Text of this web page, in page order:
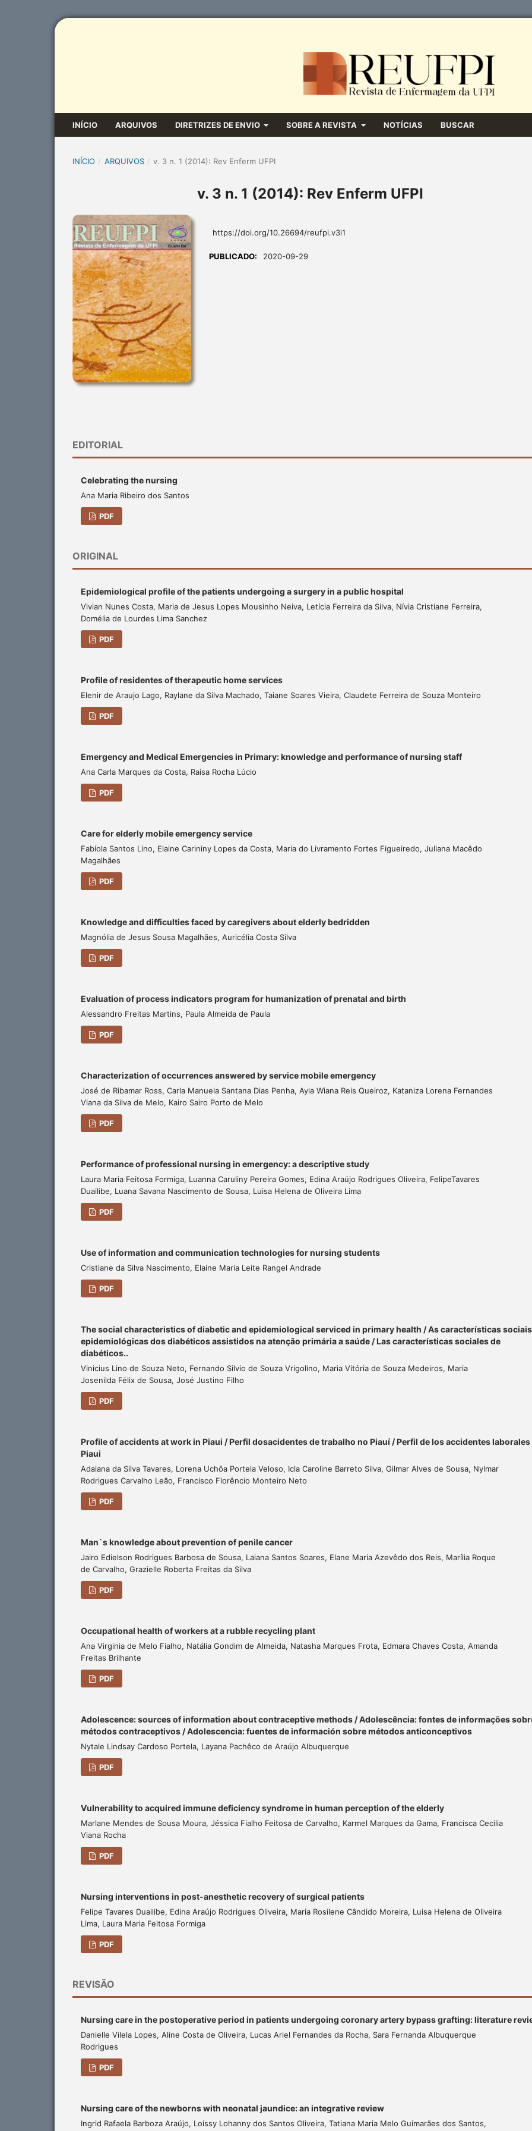
INÍCIO ARQUIVOS DIRETRIZES DE ENVIO SOBRE A REVISTA NOTÍCIAS BUSCAR
INÍCIO / ARQUIVOS / v. 3 n. 1 (2014): Rev Enferm UFPI
v. 3 n. 1 (2014): Rev Enferm UFPI
https://doi.org/10.26694/reufpi.v3i1
PUBLICADO: 2020-09-29
EDITORIAL
Celebrating the nursing
Ana Maria Ribeiro dos Santos
PDF
ORIGINAL
Epidemiological profile of the patients undergoing a surgery in a public hospital
Vivian Nunes Costa, Maria de Jesus Lopes Mousinho Neiva, Letícia Ferreira da Silva, Nívia Cristiane Ferreira,
Domélia de Lourdes Lima Sanchez
PDF
Profile of residentes of therapeutic home services
Elenir de Araujo Lago, Raylane da Silva Machado, Taiane Soares Vieira, Claudete Ferreira de Souza Monteiro
PDF
Emergency and Medical Emergencies in Primary: knowledge and performance of nursing staff
Ana Carla Marques da Costa, Raísa Rocha Lúcio
PDF
Care for elderly mobile emergency service
Fabíola Santos Lino, Elaine Carininy Lopes da Costa, Maria do Livramento Fortes Figueiredo, Juliana Macêdo
Magalhães
PDF
Knowledge and difficulties faced by caregivers about elderly bedridden
Magnólia de Jesus Sousa Magalhães, Auricélia Costa Silva
PDF
Evaluation of process indicators program for humanization of prenatal and birth
Alessandro Freitas Martins, Paula Almeida de Paula
PDF
Characterization of occurrences answered by service mobile emergency
José de Ribamar Ross, Carla Manuela Santana Dias Penha, Ayla Wiana Reis Queiroz, Kataniza Lorena Fernandes
Viana da Silva de Melo, Kairo Sairo Porto de Melo
PDF
Performance of professional nursing in emergency: a descriptive study
Laura Maria Feitosa Formiga, Luanna Caruliny Pereira Gomes, Edina Araújo Rodrigues Oliveira, FelipeTavares
Duailibe, Luana Savana Nascimento de Sousa, Luisa Helena de Oliveira Lima
PDF
Use of information and communication technologies for nursing students
Cristiane da Silva Nascimento, Elaine Maria Leite Rangel Andrade
PDF
The social characteristics of diabetic and epidemiological serviced in primary health / As características
epidemiológicas dos diabéticos assistidos na atenção primária a saúde / Las características sociales de
diabéticos..
Vinicius Lino de Souza Neto, Fernando Silvio de Souza Vrigolino, Maria Vitória de Souza Medeiros, Maria
Josenilda Félix de Sousa, José Justino Filho
PDF
Profile of accidents at work in Piaui / Perfil dosacidentes de trabalho no Piauí / Perfil de los accidentes laborales
Piaui
Adaiana da Silva Tavares, Lorena Uchôa Portela Veloso, Icla Caroline Barreto Silva, Gilmar Alves de Sousa, Nylmar
Rodrigues Carvalho Leão, Francisco Florêncio Monteiro Neto
PDF
Man`s knowledge about prevention of penile cancer
Jairo Edielson Rodrigues Barbosa de Sousa, Laiana Santos Soares, Elane Maria Azevêdo dos Reis, Marília Roque
de Carvalho, Grazielle Roberta Freitas da Silva
PDF
Occupational health of workers at a rubble recycling plant
Ana Virginia de Melo Fialho, Natália Gondim de Almeida, Natasha Marques Frota, Edmara Chaves Costa, Amanda
Freitas Brilhante
PDF
Adolescence: sources of information about contraceptive methods / Adolescência: fontes de informações
métodos contraceptivos / Adolescencia: fuentes de información sobre métodos anticonceptivos
Nytale Lindsay Cardoso Portela, Layana Pachêco de Araújo Albuquerque
PDF
Vulnerability to acquired immune deficiency syndrome in human perception of the elderly
Marlane Mendes de Sousa Moura, Jéssica Fialho Feitosa de Carvalho, Karmel Marques da Gama, Francisca Cecilia
Viana Rocha
PDF
Nursing interventions in post-anesthetic recovery of surgical patients
Felipe Tavares Duailibe, Edina Araújo Rodrigues Oliveira, Maria Rosilene Cândido Moreira, Luisa Helena de Oliveira
Lima, Laura Maria Feitosa Formiga
PDF
REVISÃO
Nursing care in the postoperative period in patients undergoing coronary artery bypass grafting: literature
Danielle Vilela Lopes, Aline Costa de Oliveira, Lucas Ariel Fernandes da Rocha, Sara Fernanda Albuquerque
Rodrigues
PDF
Nursing care of the newborns with neonatal jaundice: an integrative review
Ingrid Rafaela Barboza Araújo, Loíssy Lohanny dos Santos Oliveira, Tatiana Maria Melo Guimarães dos Santos,